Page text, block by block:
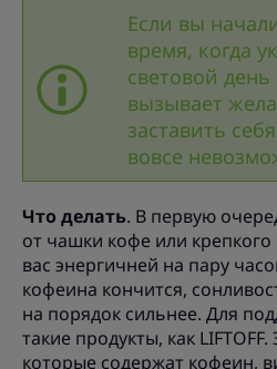
Если вы
время, когда
световой
вызывает
заставить
вовсе
Что делать. В первую
от чашки кофе или
вас энергичней на пару
кофеина кончится,
на порядок сильнее. Для
такие продукты, как
которые содержат кофеин,